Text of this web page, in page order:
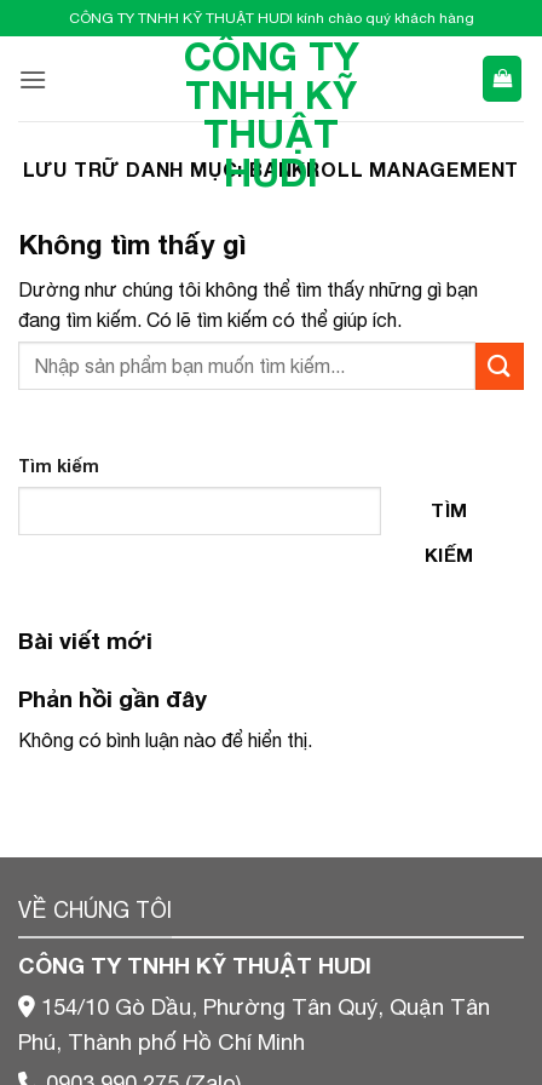
qua
nội
CÔNG TY TNHH KỸ THUẬT HUDI kính chào quý khách hàng
CÔNG TY
TNHH KỸ
THUẬT
HUDI
LƯU TRỮ DANH MỤC: BANKROLL MANAGEMENT
Không tìm thấy gì
Dường như chúng tôi không thể tìm thấy những gì bạn
đang tìm kiếm. Có lẽ tìm kiếm có thể giúp ích.
Tìm kiếm
TÌM
KIẾM
Bài viết mới
Phản hồi gần đây
Không có bình luận nào để hiển thị.
VỀ CHÚNG TÔI
CÔNG TY TNHH KỸ THUẬT HUDI
154/10 Gò Dầu, Phường Tân Quý, Quận Tân
Phú, Thành phố Hồ Chí Minh